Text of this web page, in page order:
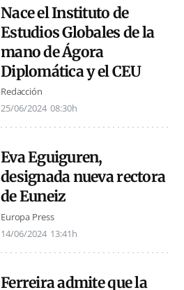
Nace el Instituto de
Estudios Globales de la
mano de Ágora
Diplomática y el CEU
Redacción
25/06/2024 08:30h
Eva Eguiguren,
designada nueva rectora
de Euneiz
Europa Press
14/06/2024 13:41h
Ferreira admite que la